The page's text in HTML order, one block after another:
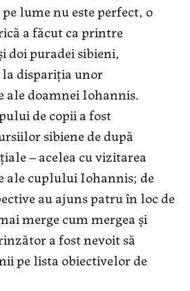
lume nu este perfect, o
a făcut ca printre
doi puradei sibieni,
dispariţia unor
ale doamnei Iohannis.
de copii a fost
sibiene de după
– acelea cu vizitarea
ale cuplului Iohannis; de
au ajuns patru în loc de
merge cum mergea şi
a fost nevoit să
pe lista obiectivelor de